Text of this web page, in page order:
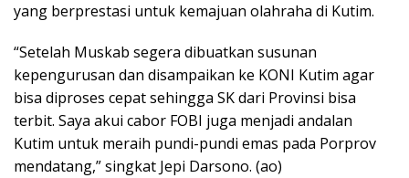
yang berprestasi untuk kemajuan olahraha di Kutim.
“Setelah Muskab segera dibuatkan susunan
kepengurusan dan disampaikan ke KONI Kutim agar
bisa diproses cepat sehingga SK dari Provinsi bisa
terbit. Saya akui cabor FOBI juga menjadi andalan
Kutim untuk meraih pundi-pundi emas pada Porprov
mendatang,” singkat Jepi Darsono. (ao)